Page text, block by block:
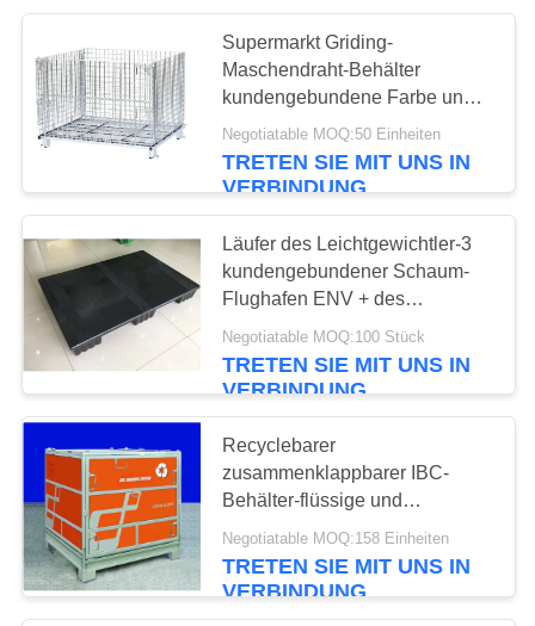
FORDERN
SIE
EIN
SITEMAP
PRIVACY
POLICY
Industrielle
Kunststoffpalette
34
Flüssiger
Sammelbehälter
IBC
13
Supermarkt Griding-
Maschendraht-Behälter
kundengebundene Farbe und
Größen
Negotiatable MOQ:50 Einheiten
TRETEN SIE MIT UNS IN
VERBINDUNG
Läufer des Leichtgewichtler-3
kundengebundener Schaum-
Flughafen ENV + des
HAUSTIERES schwarze
Kunststoffpaletten unter
Verwendung
Negotiatable MOQ:100 Stück
TRETEN SIE MIT UNS IN
VERBINDUNG
Recyclebarer
zusammenklappbarer IBC-
Behälter-flüssige und
Massenmaterial-Transportieren
Negotiatable MOQ:158 Einheiten
TRETEN SIE MIT UNS IN
VERBINDUNG